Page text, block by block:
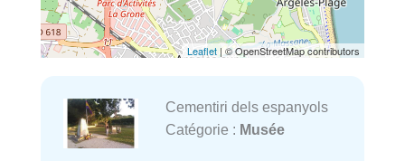
Leaflet | © OpenStreetMap contributors
Cementiri dels espanyols
Catégorie : Musée